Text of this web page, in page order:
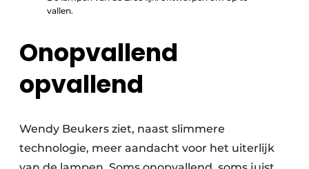
vallen.
Onopvallend
opvallend
Wendy Beukers ziet, naast slimmere
technologie, meer aandacht voor het uiterlijk